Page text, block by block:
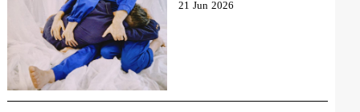
21 Jun 2026